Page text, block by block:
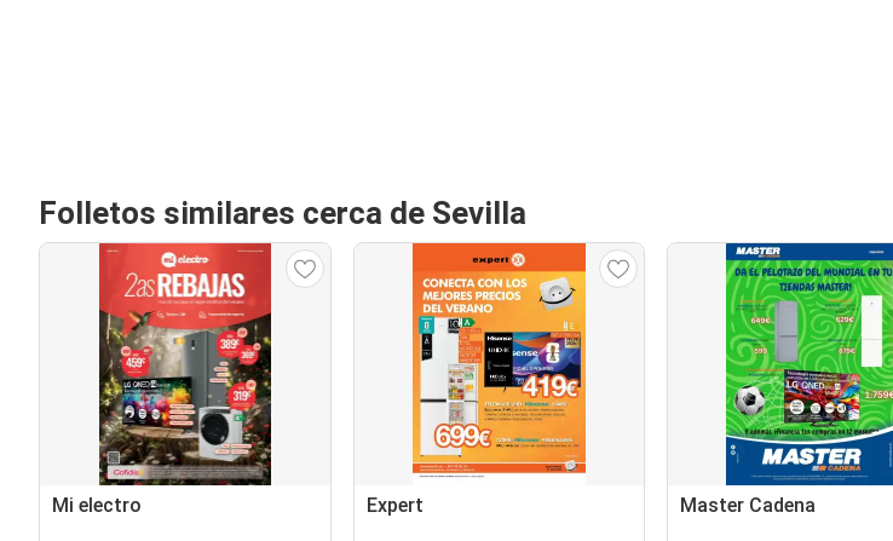
Folletos similares cerca de Sevilla
Mi electro Expert Master Cadena